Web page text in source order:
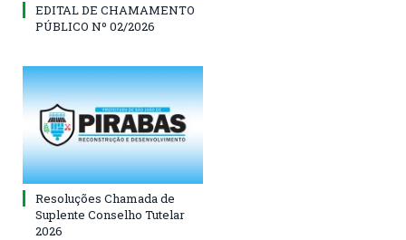
EDITAL DE CHAMAMENTO
PÚBLICO Nº 02/2026
Resoluções Chamada de
Suplente Conselho Tutelar
2026